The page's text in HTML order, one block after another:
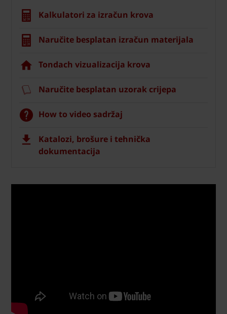
Kalkulatori za izračun krova
Naručite besplatan izračun materijala
Tondach vizualizacija krova
Naručite besplatan uzorak crijepa
How to video sadržaj
Katalozi, brošure i tehnička
dokumentacija